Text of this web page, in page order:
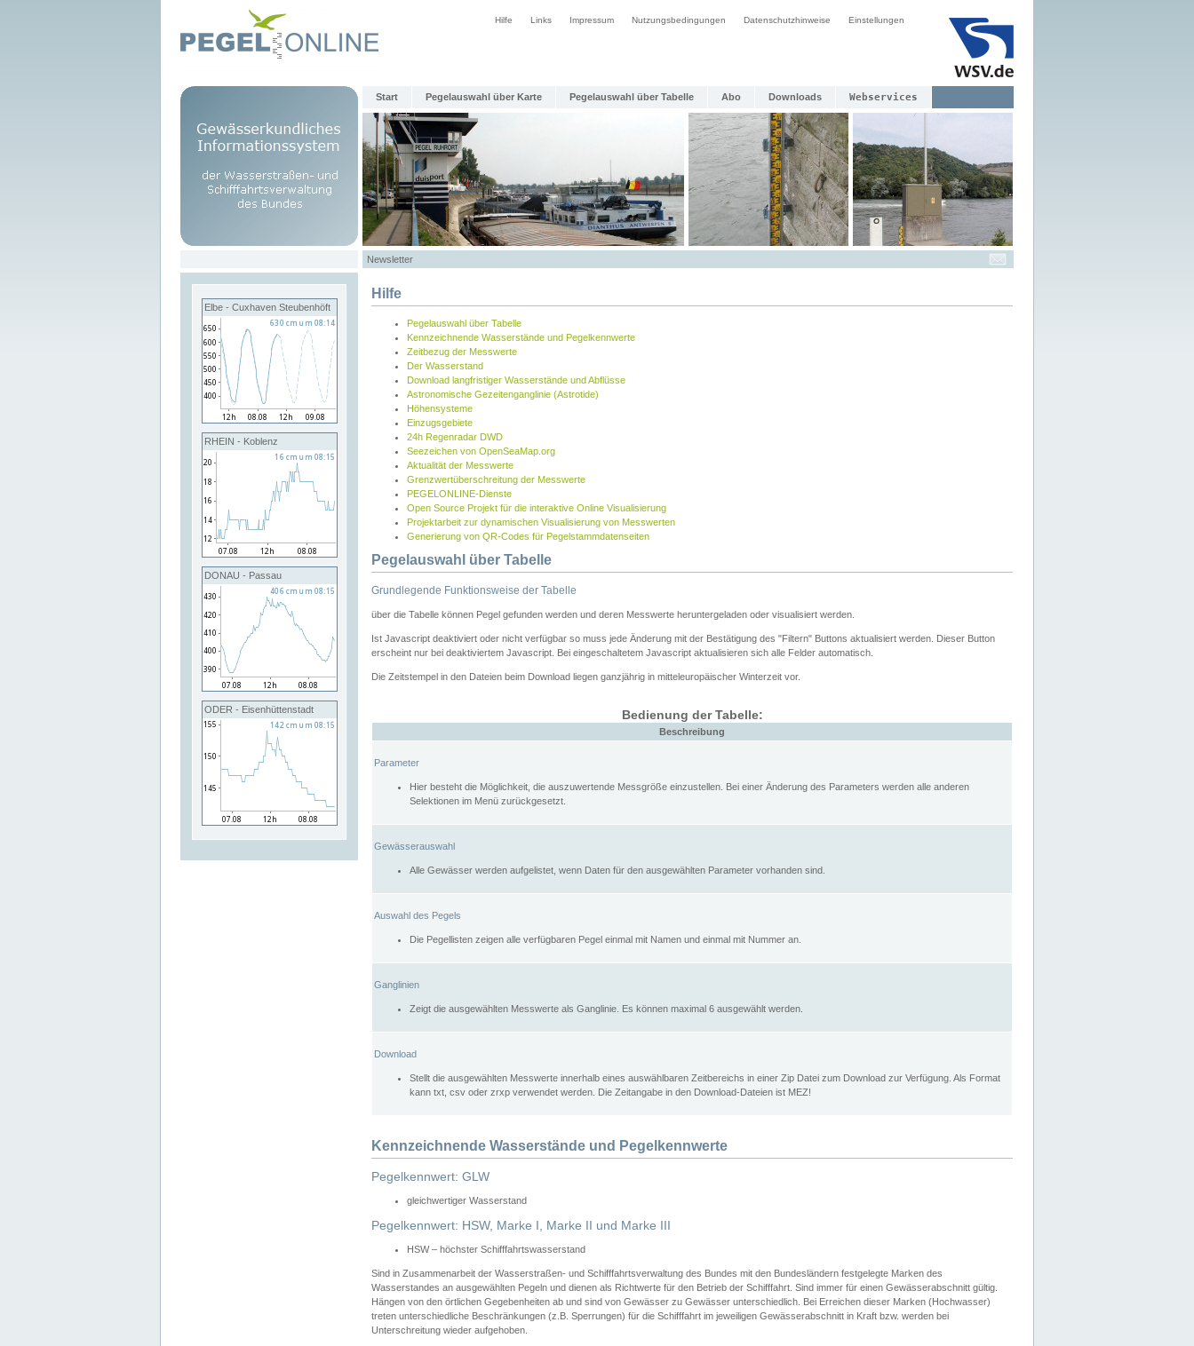
Hilfe Links Impressum Nutzungsbedingungen Datenschutzhinweise Einstellungen
Start Pegelauswahl über Karte Pegelauswahl über Tabelle Abo Downloads Webservices
Newsletter
Elbe - Cuxhaven Steubenhöft
RHEIN - Koblenz
DONAU - Passau
ODER - Eisenhüttenstadt
Hilfe
Pegelauswahl über Tabelle
Kennzeichnende Wasserstände und Pegelkennwerte
Zeitbezug der Messwerte
Der Wasserstand
Download langfristiger Wasserstände und Abflüsse
Astronomische Gezeitenganglinie (Astrotide)
Höhensysteme
Einzugsgebiete
24h Regenradar DWD
Seezeichen von OpenSeaMap.org
Aktualität der Messwerte
Grenzwertüberschreitung der Messwerte
PEGELONLINE-Dienste
Open Source Projekt für die interaktive Online Visualisierung
Projektarbeit zur dynamischen Visualisierung von Messwerten
Generierung von QR-Codes für Pegelstammdatenseiten
Pegelauswahl über Tabelle
Grundlegende Funktionsweise der Tabelle
über die Tabelle können Pegel gefunden werden und deren Messwerte heruntergeladen oder visualisiert werden.
Ist Javascript deaktiviert oder nicht verfügbar so muss jede Änderung mit der Bestätigung des "Filtern" Buttons aktualisiert werden. Dieser Button
erscheint nur bei deaktiviertem Javascript. Bei eingeschaltetem Javascript aktualisieren sich alle Felder automatisch.
Die Zeitstempel in den Dateien beim Download liegen ganzjährig in mitteleuropäischer Winterzeit vor.
Bedienung der Tabelle:
Beschreibung
Parameter
Hier besteht die Möglichkeit, die auszuwertende Messgröße einzustellen. Bei einer Änderung des Parameters werden alle anderen
Selektionen im Menü zurückgesetzt.
Gewässerauswahl
Alle Gewässer werden aufgelistet, wenn Daten für den ausgewählten Parameter vorhanden sind.
Auswahl des Pegels
Die Pegellisten zeigen alle verfügbaren Pegel einmal mit Namen und einmal mit Nummer an.
Ganglinien
Zeigt die ausgewählten Messwerte als Ganglinie. Es können maximal 6 ausgewählt werden.
Download
Stellt die ausgewählten Messwerte innerhalb eines auswählbaren Zeitbereichs in einer Zip Datei zum Download zur Verfügung. Als Format
kann txt, csv oder zrxp verwendet werden. Die Zeitangabe in den Download-Dateien ist MEZ!
Kennzeichnende Wasserstände und Pegelkennwerte
Pegelkennwert: GLW
gleichwertiger Wasserstand
Pegelkennwert: HSW, Marke I, Marke II und Marke III
HSW – höchster Schifffahrtswasserstand
Sind in Zusammenarbeit der Wasserstraßen- und Schifffahrtsverwaltung des Bundes mit den Bundesländern festgelegte Marken des
Wasserstandes an ausgewählten Pegeln und dienen als Richtwerte für den Betrieb der Schifffahrt. Sind immer für einen Gewässerabschnitt gültig.
Hängen von den örtlichen Gegebenheiten ab und sind von Gewässer zu Gewässer unterschiedlich. Bei Erreichen dieser Marken (Hochwasser)
treten unterschiedliche Beschränkungen (z.B. Sperrungen) für die Schifffahrt im jeweiligen Gewässerabschnitt in Kraft bzw. werden bei
Unterschreitung wieder aufgehoben.